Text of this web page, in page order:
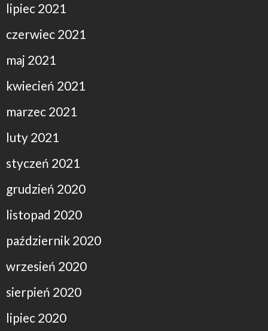
lipiec 2021
czerwiec 2021
maj 2021
kwiecień 2021
marzec 2021
luty 2021
styczeń 2021
grudzień 2020
listopad 2020
październik 2020
wrzesień 2020
sierpień 2020
lipiec 2020